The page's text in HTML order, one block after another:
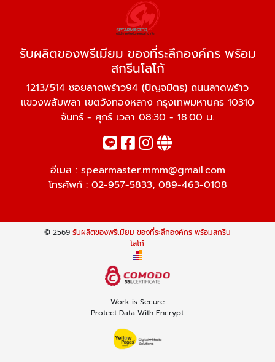
รับผลิตของพรีเมียม ของที่ระลึกองค์กร พร้อม
สกรีนโลโก้
1213/514 ซอยลาดพร้าว94 (ปัญจมิตร) ถนนลาดพร้าว
แขวงพลับพลา เขตวังทองหลาง กรุงเทพมหานคร 10310
จันทร์ - ศุกร์ เวลา 08:30 - 18:00 น.
อีเมล : spearmaster.mmm@gmail.com
โทรศัพท์ : 02-957-5833, 089-463-0108
© 2569 รับผลิตของพรีเมียม ของที่ระลึกองค์กร พร้อมสกรีน
โลโก้
Work is Secure
Protect Data With Encrypt